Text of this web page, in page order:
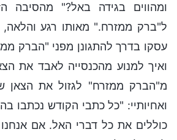
ומהווים בגידה באל?" מהסיבה
ל"ברק ממזרח." מאותו רגע והלאה,
עסקו בדרך להתגונן מפני "הברק
ואיך למנוע מהכנסייה לאבד את
מ"הברק ממזרח" לגזול את הצאן
ואחיותיי: "כל כתבי הקודש נכתבו
כוללים את כל דברי האל. אם